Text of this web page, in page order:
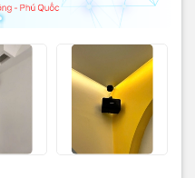
lắp đặt.
cà phê cần
cấp hệ